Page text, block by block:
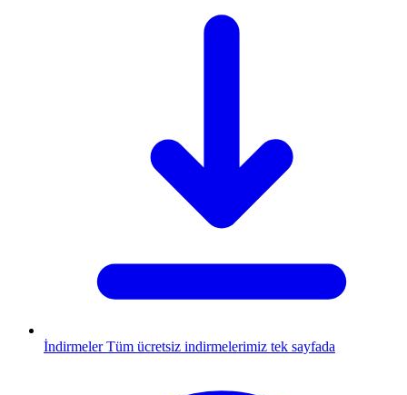
İndirmeler Tüm ücretsiz indirmelerimiz tek sayfada